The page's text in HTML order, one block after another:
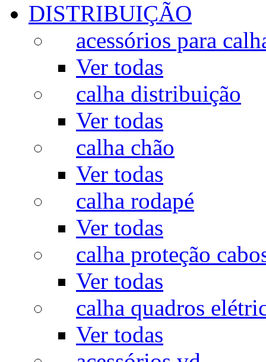
DISTRIBUIÇÃO
acessórios para
Ver todas
calha distribuição
Ver todas
calha chão
Ver todas
calha rodapé
Ver todas
calha proteção
Ver todas
calha quadros
Ver todas